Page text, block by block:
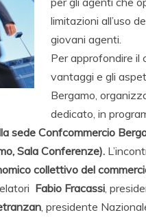
limitazioni all’uso
giovani agenti.
Per approfondire il
vantaggi e gli
Bergamo,
dedicato, in
sede Confcommercio
Sala Conferenze).
collettivo del
Fabio Fracassi,
, presidente